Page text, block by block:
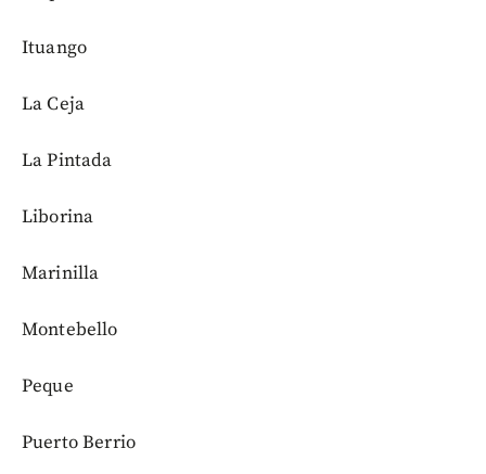
Ituango
La Ceja
La Pintada
Liborina
Marinilla
Montebello
Peque
Puerto Berrio